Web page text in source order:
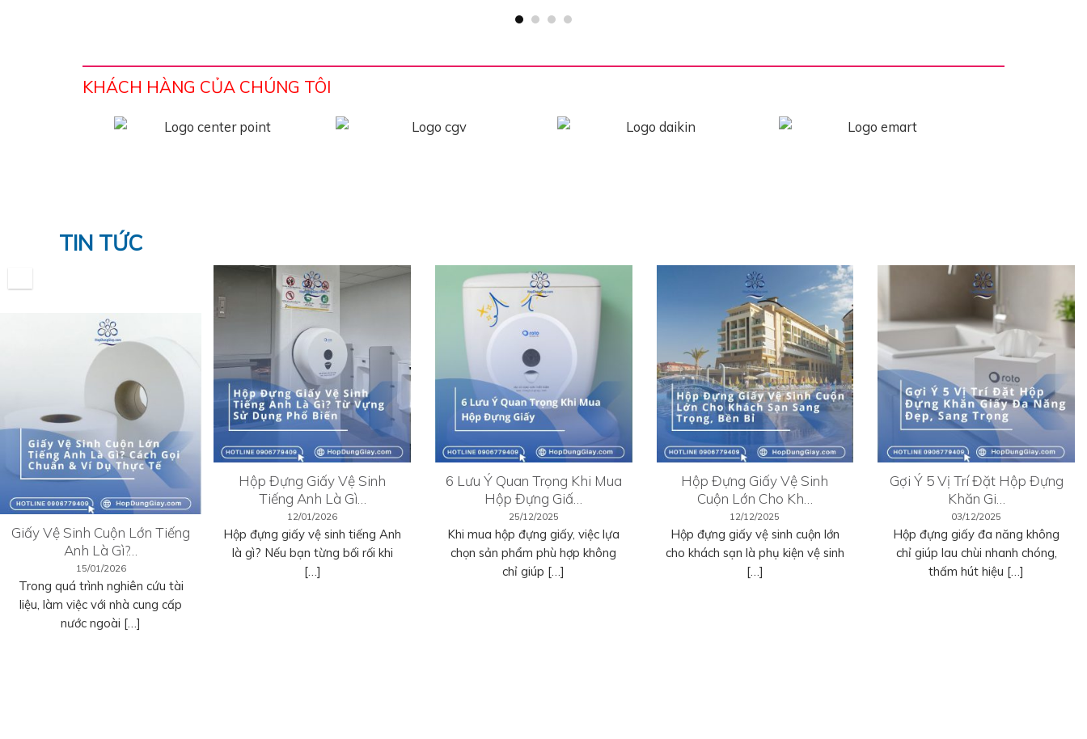
KHÁCH HÀNG CỦA CHÚNG TÔI
TIN TỨC
Giấy Vệ Sinh Cuộn Lớn Tiếng
Anh Là Gì?…
15/01/2026
Trong quá trình nghiên cứu tài
liệu, làm việc với nhà cung cấp
nước ngoài […]
Hộp Đựng Giấy Vệ Sinh
Tiếng Anh Là Gì…
12/01/2026
Hộp đựng giấy vệ sinh tiếng Anh
là gì? Nếu bạn từng bối rối khi
[…]
6 Lưu Ý Quan Trọng Khi Mua
Hộp Đựng Giấ…
25/12/2025
Khi mua hộp đựng giấy, việc lựa
chọn sản phẩm phù hợp không
chỉ giúp […]
Hộp Đựng Giấy Vệ Sinh
Cuộn Lớn Cho Kh…
12/12/2025
Hộp đựng giấy vệ sinh cuộn lớn
cho khách sạn là phụ kiện vệ sinh
[…]
Gợi Ý 5 Vị Trí Đặt Hộp Đựng
Khăn Gi…
03/12/2025
Hộp đựng giấy đa năng không
chỉ giúp lau chùi nhanh chóng,
thấm hút hiệu […]